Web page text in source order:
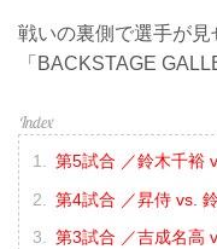
戦いの裏側で選手が
「BACKSTAGE
第5試合 ／鈴木千裕
第4試合 ／昇侍 vs.
第3試合 ／吉成名高